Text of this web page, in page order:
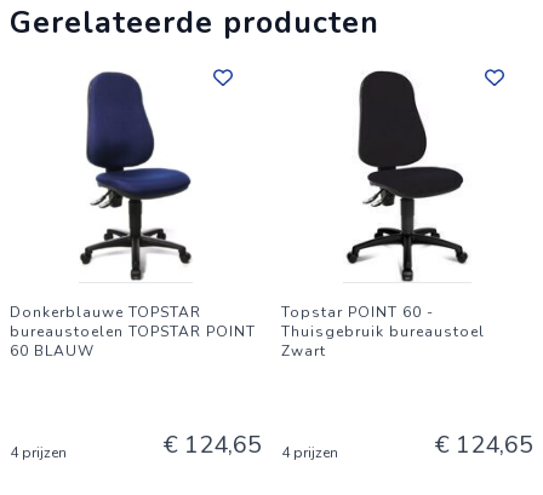
Gerelateerde producten
Donkerblauwe TOPSTAR
bureaustoelen TOPSTAR POINT
60 BLAUW
4 prijzen € 124,65
Topstar POINT 60 -
Thuisgebruik bureaustoel
Zwart
4 prijzen € 124,65